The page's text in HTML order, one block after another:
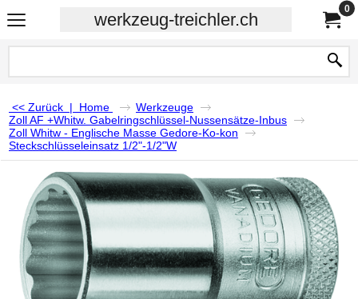
werkzeug-treichler.ch
0
<< Zurück | Home
Werkzeuge
Zoll AF +Whitw. Gabelringschlüssel-Nussensätze-Inbus
Zoll Whitw - Englische Masse Gedore-Ko-kon
Steckschlüsseleinsatz 1/2"-1/2"W